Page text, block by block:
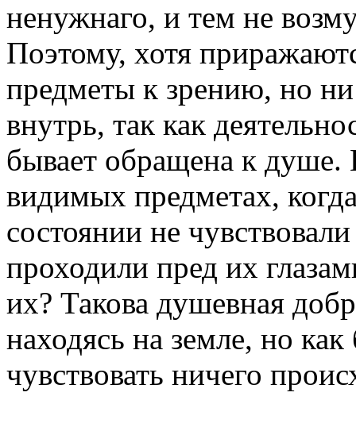
ненужнаго, и тем не
Поэтому, хотя
предметы к зрению, но
внутрь, так как
бывает обращена к душе.
видимых предметах,
состоянии не
проходили пред их
их? Такова душевная
находясь на земле, но
чувствовать ничего